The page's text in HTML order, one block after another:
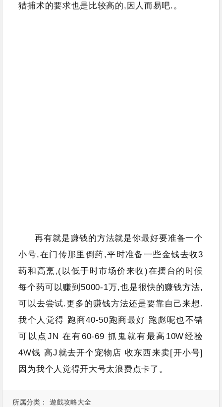
所属分类： 遊戲攻略大全
猎捕术的要求也是比较高的,因人而易吧.。
再有就是赚钱的方法就是你最好要准备一个
小号,在门传那里倒药,平时准备一些金钱去收3
药和高烹,(以低于时市场价来收)在摆台的时候
每个药可以赚到5000-1万,也是很快的赚钱方法,
可以去尝试.更多的赚钱方法还是要靠自己来想.
我个人觉得 跑商40-50跑商最好 跑彪呢也不错
可以点JN 在有60-69 抓鬼就有最高10W经验
4W钱 高J就去开个宠物店 收东西来卖[开小号]
因为我个人觉得开大号太浪费点卡了。